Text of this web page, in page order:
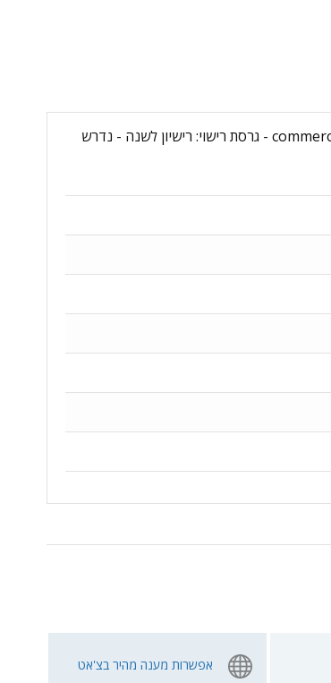
שם מוצר: Windows 365 Business 2 vCPU - 4GB - 256GB - 1 Year Subscription - מקט יצרן: CFQ7TTC0J203:000NY - סוג רישיון: commercial - גרסת רישוי: רישיון לשנה - נדרש
אפשרות מענה מהיר בצ'אט